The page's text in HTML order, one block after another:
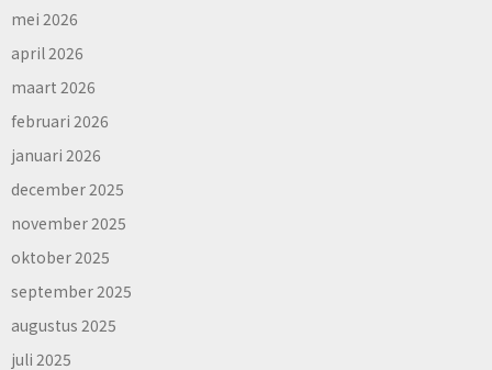
mei 2026
april 2026
maart 2026
februari 2026
januari 2026
december 2025
november 2025
oktober 2025
september 2025
augustus 2025
juli 2025